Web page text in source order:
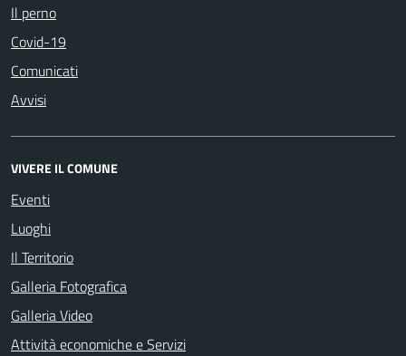
Il perno
Covid-19
Comunicati
Avvisi
VIVERE IL COMUNE
Eventi
Luoghi
Il Territorio
Galleria Fotografica
Galleria Video
Attività economiche e Servizi